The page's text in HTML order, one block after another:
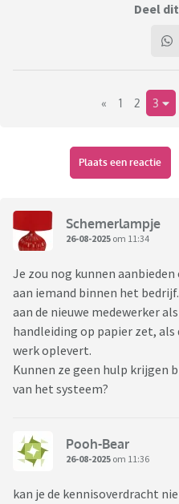
maanden geleden voor het
programma werkte. Ik heb
kennisoverdracht had
weten. Maar beide
ontslag genomen en dat was
kennisoverdracht gedaan
voormalige leidinggevende
andere twee gaven geen
stil en zei hij dat ze moesten
heb toen vriendelijk bedankt.
zowat om mijn hulp. Nu voel
ik erop terugkomen bij hem
Deel
« 1 2 3
Plaats een reactie
Schemerlampje
26-08-2025 om 11:34
Je zou nog kunnen
aan iemand binnen het
aan de nieuwe medewerker
handleiding op papier zet, als
werk oplevert.
Kunnen ze geen hulp krijgen
van het systeem?
Pooh-Bear
26-08-2025 om 11:36
kan je de kennisoverdracht